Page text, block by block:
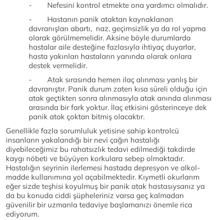
- Nefesini kontrol etmekte ona yardımcı olmalıdır.
- Hastanın panik ataktan kaynaklanan
davranışları abartı, naz, geçimsizlik ya da rol yapma
olarak görülmemelidir. Aksine böyle durumlarda
hastalar aile desteğine fazlasıyla ihtiyaç duyarlar,
hasta yakınları hastaların yanında olarak onlara
destek vermelidir.
- Atak sırasında hemen ilaç alınması yanlış bir
davranıştır. Panik durum zaten kısa süreli olduğu için
atak geçtikten sonra alınmasıyla atak anında alınması
arasında bir fark yoktur. İlaç etkisini gösterinceye dek
panik atak çoktan bitmiş olacaktır.
Genellikle fazla sorumluluk yetisine sahip kontrolcü
insanların yakalandığı bir nevi çağın hastalığı
diyebileceğimiz bu rahatsızlık tedavi edilmediği takdirde
kaygı nöbeti ve büyüyen korkulara sebep olmaktadır.
Hastalığın seyrinin ilerlemesi hastada depresyon ve alkol-
madde kullanımına yol açabilmektedir. Kıymetli okurlarım
eğer sizde teşhisi koyulmuş bir panik atak hastasıysanız ya
da bu konuda ciddi şüpheleriniz varsa geç kalmadan
güvenilir bir uzmanla tedaviye başlamanızı önemle rica
ediyorum.